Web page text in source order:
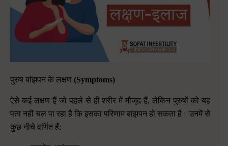
पुरुष बांझपन के लक्षण (Symptoms)
ऐसे कई लक्षण हैं जो पहले से ही शरीर में मौजूद हैं,लेकिन पुरुषों को यह
पता नहीं चल पा रहा है कि इसका परिणाम बांझपन हो सकता है। उनमें से
कुछ नीचे वर्णित हैं: